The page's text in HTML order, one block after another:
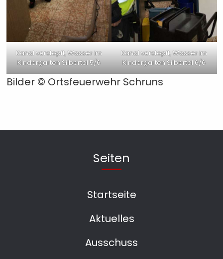
Kanal verstopft, Wasser im
Kindergarten Silbertal 5/6
Kanal verstopft, Wasser im
Kindergarten Silbertal 6/6
Bilder © Ortsfeuerwehr Schruns
Seiten
Startseite
Aktuelles
Ausschuss